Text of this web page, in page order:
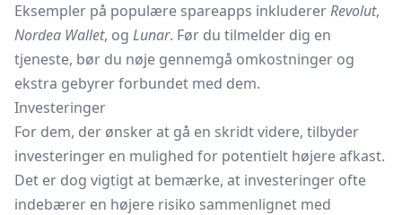
Eksempler på populære spareapps inkludererRevolut,
Nordea Wallet, og Lunar. Før du tilmelder dig en
tjeneste, bør du nøje gennemgå omkostninger og
ekstra gebyrer forbundet med dem.
Investeringer
For dem, der ønsker at gå en skridt videre, tilbyder
investeringer en mulighed for potentielt højere afkast.
Det er dog vigtigt at bemærke, at investeringer ofte
indebærer en højere risiko sammenlignet med